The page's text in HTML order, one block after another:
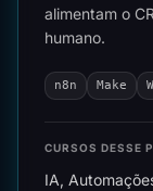
alimentam o
humano.
n8n Make
CURSOS DESSE
IA,